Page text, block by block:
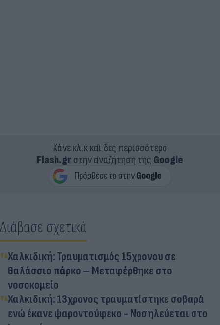
Κάνε κλικ και δες περισσότερο
Flash.grστην αναζήτηση της Google
Διάβασε σχετικά
Χαλκιδική: Τραυματισμός 15χρονου σε
θαλάσσιο πάρκο – Μεταφέρθηκε στο
νοσοκομείο
Χαλκιδική: 13χρονος τραυματίστηκε σοβαρά
ενώ έκανε ψαροντούφεκο - Νοσηλεύεται στο